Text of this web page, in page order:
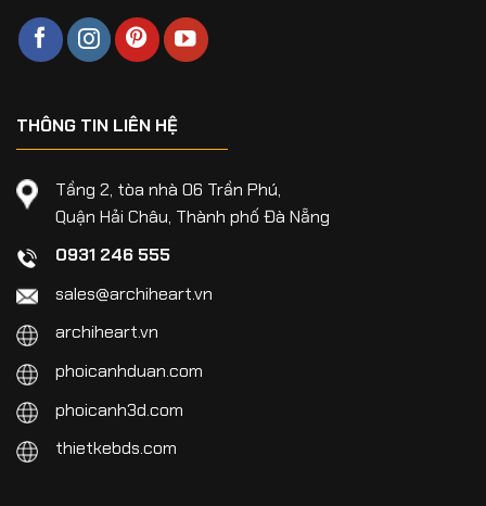
THÔNG TIN LIÊN HỆ
Tầng 2, tòa nhà 06 Trần Phú,
Quận Hải Châu, Thành phố Đà Nẵng
0931 246 555
sales@archiheart.vn
archiheart.vn
phoicanhduan.com
phoicanh3d.com
thietkebds.com